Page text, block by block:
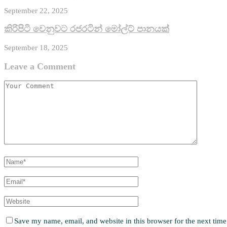
September 22, 2025
කිරි­පිටි වෙනු­වට රජ­ර­ටින් මෝල්ට් පානයක්
September 18, 2025
Leave a Comment
Save my name, email, and website in this browser for the next